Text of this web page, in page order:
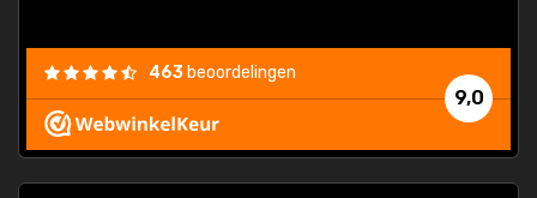
9,0
463 beoordelingen